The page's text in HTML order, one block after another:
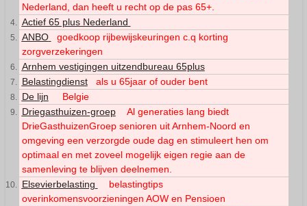
Nederland, dan heeft u recht op de pas 65+.
Actief 65 plus Nederland
ANBO
goedkoop rijbewijskeuringen c.q korting
zorgverzekeringen
Arnhem vestigingen uitzendbureau 65plus
Belastingdienstals u 65jaar of ouder bent
De lijn
Belgie
Driegasthuizen-groep
Al generaties lang biedt
DrieGasthuizenGroep senioren uit Arnhem-Noord en
omgeving een verzorgde oude dag en stimuleert hen om
optimaal en met zoveel mogelijk eigen regie aan de
samenleving te blijven deelnemen.
Elsevierbelasting
belastingtips
overinkomensvoorzieningen AOW en Pensioen